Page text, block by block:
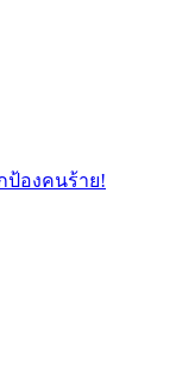
ป้องคนร้าย!